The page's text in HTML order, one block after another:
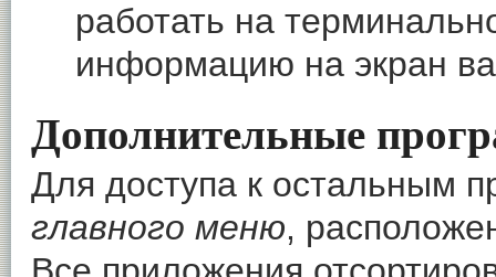
работать на
информацию на экран
Дополнительные
Для доступа к остальным
главного меню,